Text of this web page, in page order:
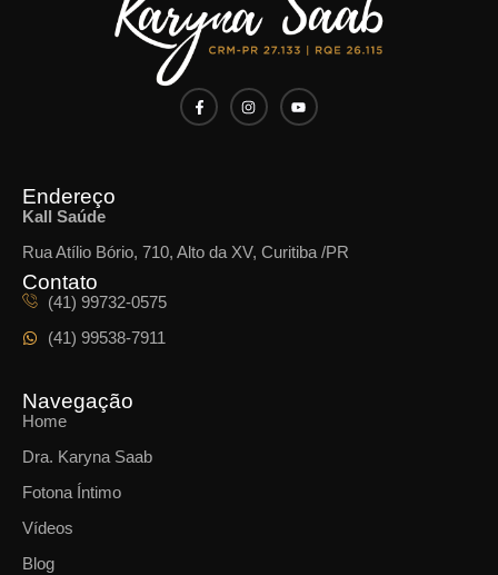
Endereço
Kall Saúde
Rua Atílio Bório, 710, Alto da XV, Curitiba /PR
Contato
(41) 99732-0575
(41) 99538-7911
Navegação
Home
Dra. Karyna Saab
Fotona Íntimo
Vídeos
Blog